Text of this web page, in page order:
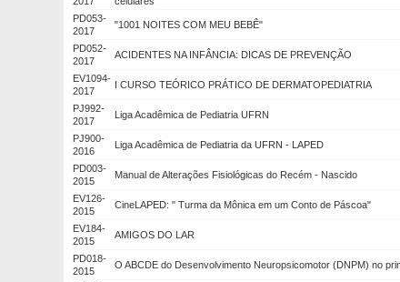
PD053-
2017
"1001 NOITES COM MEU BEBÊ"
PD052-
2017
ACIDENTES NA INFÂNCIA: DICAS DE PREVENÇÃO
EV1094-
2017
I CURSO TEÓRICO PRÁTICO DE DERMATOPEDIATRIA
PJ992-
2017
Liga Acadêmica de Pediatria UFRN
PJ900-
2016
Liga Acadêmica de Pediatria da UFRN - LAPED
PD003-
2015
Manual de Alterações Fisiológicas do Recém - Nascido
EV126-
2015
CineLAPED: " Turma da Mônica em um Conto de Páscoa"
EV184-
2015
AMIGOS DO LAR
PD018-
2015
O ABCDE do Desenvolvimento Neuropsicomotor (DNPM) no